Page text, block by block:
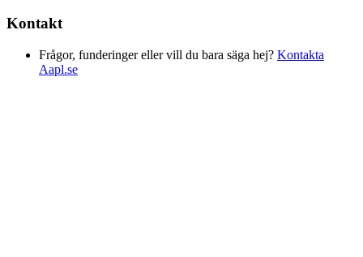
Kontakt
Frågor, funderinger eller vill du bara säga hej? Kontakta
Aapl.se